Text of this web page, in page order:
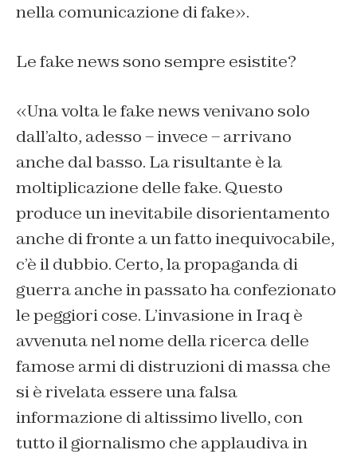
nella comunicazione di fake».
Le fake news sono sempre esistite?
«Una volta le fake news venivano solo
dall’alto, adesso – invece – arrivano
anche dal basso. La risultante è la
moltiplicazione delle fake. Questo
produce un inevitabile disorientamento
anche di fronte a un fatto inequivocabile,
c’è il dubbio. Certo, la propaganda di
guerra anche in passato ha confezionato
le peggiori cose. L’invasione in Iraq è
avvenuta nel nome della ricerca delle
famose armi di distruzioni di massa che
si è rivelata essere una falsa
informazione di altissimo livello, con
tutto il giornalismo che applaudiva in